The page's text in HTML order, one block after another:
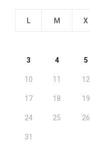
L M X
3 4 5
10 11 12
17 18 19
24 25 26
31